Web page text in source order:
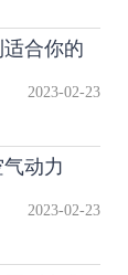
合你的
2023-02-23
动力
2023-02-23